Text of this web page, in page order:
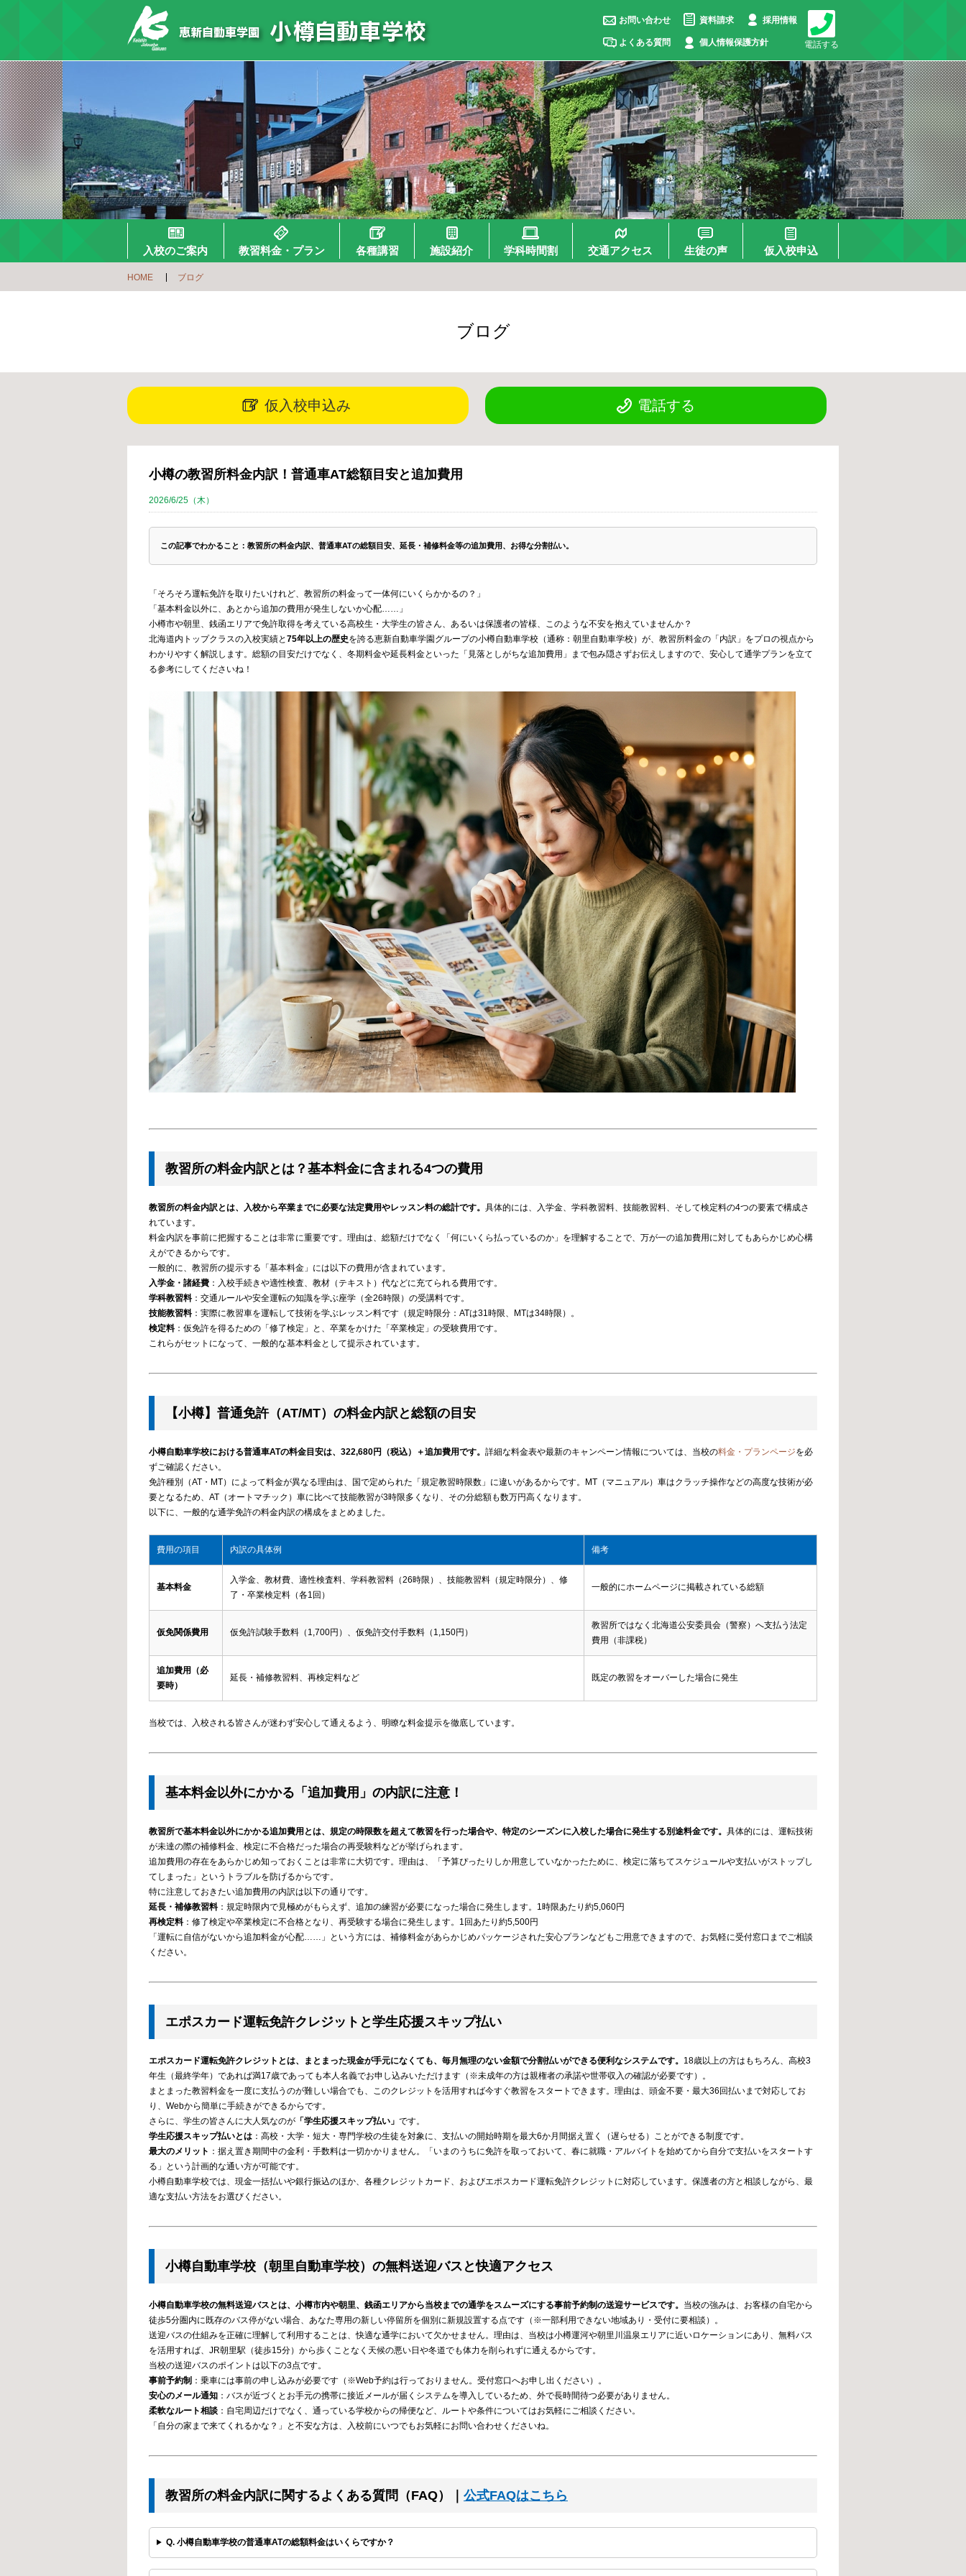
電話する
お問い合わせ 資料請求 採用情報
よくある質問 個人情報保護方針
入校のご案内 教習料金・プラン 各種講習 施設紹介 学科時間割 交通アクセス 生徒の声 仮入校申込
HOME ブログ
ブログ
仮入校申込み 電話する
小樽の教習所料金内訳！普通車AT総額目安と追加費用
2026/6/25（木）
この記事でわかること：教習所の料金内訳、普通車ATの総額目安、延長・補修料金等の追加費用、お得な分割払い。
「そろそろ運転免許を取りたいけれど、教習所の料金って一体何にいくらかかるの？」
「基本料金以外に、あとから追加の費用が発生しないか心配……」
小樽市や朝里、銭函エリアで免許取得を考えている高校生・大学生の皆さん、あるいは保護者の皆様、このような不安を抱えていませんか？
北海道内トップクラスの入校実績と75年以上の歴史を誇る恵新自動車学園グループの小樽自動車学校（通称：朝里自動車学校）が、教習所料金の「内訳」をプロの視点から
わかりやすく解説します。総額の目安だけでなく、冬期料金や延長料金といった「見落としがちな追加費用」まで包み隠さずお伝えしますので、安心して通学プランを立て
る参考にしてくださいね！
教習所の料金内訳とは？基本料金に含まれる4つの費用
教習所の料金内訳とは、入校から卒業までに必要な法定費用やレッスン料の総計です。 具体的には、入学金、学科教習料、技能教習料、そして検定料の4つの要素で構成さ
れています。
料金内訳を事前に把握することは非常に重要です。理由は、総額だけでなく「何にいくら払っているのか」を理解することで、万が一の追加費用に対してもあらかじめ心構
えができるからです。
一般的に、教習所の提示する「基本料金」には以下の費用が含まれています。
入学金・諸経費 ：入校手続きや適性検査、教材（テキスト）代などに充てられる費用です。
学科教習料 ：交通ルールや安全運転の知識を学ぶ座学（全26時限）の受講料です。
技能教習料 ：実際に教習車を運転して技術を学ぶレッスン料です（規定時限分：ATは31時限、MTは34時限）。
検定料 ：仮免許を得るための「修了検定」と、卒業をかけた「卒業検定」の受験費用です。
これらがセットになって、一般的な基本料金として提示されています。
【小樽】普通免許（AT/MT）の料金内訳と総額の目安
小樽自動車学校における普通車ATの料金目安は、322,680円（税込）＋追加費用です。 詳細な料金表や最新のキャンペーン情報については、当校の料金・プランページを必
ずご確認ください。
免許種別（AT・MT）によって料金が異なる理由は、国で定められた「規定教習時限数」に違いがあるからです。MT（マニュアル）車はクラッチ操作などの高度な技術が必
要となるため、AT（オートマチック）車に比べて技能教習が3時限多くなり、その分総額も数万円高くなります。
以下に、一般的な通学免許の料金内訳の構成をまとめました。
費用の項目 内訳の具体例 備考
基本料金
入学金、教材費、適性検査料、学科教習料（26時限）、技能教習料（規定時限分）、修
了・卒業検定料（各1回）
一般的にホームページに掲載されている総額
仮免関係費用 仮免許試験手数料（1,700円）、仮免許交付手数料（1,150円）
教習所ではなく北海道公安委員会（警察）へ支払う法定
費用（非課税）
追加費用（必
要時）
延長・補修教習料、再検定料など 既定の教習をオーバーした場合に発生
当校では、入校される皆さんが迷わず安心して通えるよう、明瞭な料金提示を徹底しています。
基本料金以外にかかる「追加費用」の内訳に注意！
教習所で基本料金以外にかかる追加費用とは、規定の時限数を超えて教習を行った場合や、特定のシーズンに入校した場合に発生する別途料金です。 具体的には、運転技術
が未達の際の補修料金、検定に不合格だった場合の再受験料などが挙げられます。
追加費用の存在をあらかじめ知っておくことは非常に大切です。理由は、「予算ぴったりしか用意していなかったために、検定に落ちてスケジュールや支払いがストップし
てしまった」というトラブルを防げるからです。
特に注意しておきたい追加費用の内訳は以下の通りです。
延長・補修教習料 ：規定時限内で見極めがもらえず、追加の練習が必要になった場合に発生します。1時限あたり約5,060円
再検定料 ：修了検定や卒業検定に不合格となり、再受験する場合に発生します。1回あたり約5,500円
「運転に自信がないから追加料金が心配……」という方には、補修料金があらかじめパッケージされた安心プランなどもご用意できますので、お気軽に受付窓口までご相談
ください。
エポスカード運転免許クレジットと学生応援スキップ払い
エポスカード運転免許クレジットとは、まとまった現金が手元になくても、毎月無理のない金額で分割払いができる便利なシステムです。 18歳以上の方はもちろん、高校3
年生（最終学年）であれば満17歳であっても本人名義でお申し込みいただけます（※未成年の方は親権者の承諾や世帯収入の確認が必要です）。
まとまった教習料金を一度に支払うのが難しい場合でも、このクレジットを活用すれば今すぐ教習をスタートできます。理由は、頭金不要・最大36回払いまで対応してお
り、Webから簡単に手続きができるからです。
さらに、学生の皆さんに大人気なのが 「学生応援スキップ払い」 です。
学生応援スキップ払いとは ：高校・大学・短大・専門学校の生徒を対象に、支払いの開始時期を最大6か月間据え置く（遅らせる）ことができる制度です。
最大のメリット ：据え置き期間中の金利・手数料は一切かかりません。「いまのうちに免許を取っておいて、春に就職・アルバイトを始めてから自分で支払いをスタートす
る」という計画的な通い方が可能です。
小樽自動車学校では、現金一括払いや銀行振込のほか、各種クレジットカード、およびエポスカード運転免許クレジットに対応しています。保護者の方と相談しながら、最
適な支払い方法をお選びください。
小樽自動車学校（朝里自動車学校）の無料送迎バスと快適アクセス
小樽自動車学校の無料送迎バスとは、小樽市内や朝里、銭函エリアから当校までの通学をスムーズにする事前予約制の送迎サービスです。 当校の強みは、お客様の自宅から
徒歩5分圏内に既存のバス停がない場合、あなた専用の新しい停留所を個別に新規設置する点です（※一部利用できない地域あり・受付に要相談）。
送迎バスの仕組みを正確に理解して利用することは、快適な通学において欠かせません。理由は、当校は小樽運河や朝里川温泉エリアに近いロケーションにあり、無料バス
を活用すれば、JR朝里駅（徒歩15分）から歩くことなく天候の悪い日や冬道でも体力を削られずに通えるからです。
当校の送迎バスのポイントは以下の3点です。
事前予約制 ：乗車には事前の申し込みが必要です（※Web予約は行っておりません。受付窓口へお申し出ください）。
安心のメール通知 ：バスが近づくとお手元の携帯に接近メールが届くシステムを導入しているため、外で長時間待つ必要がありません。
柔軟なルート相談 ：自宅周辺だけでなく、通っている学校からの帰便など、ルートや条件についてはお気軽にご相談ください。
「自分の家まで来てくれるかな？」と不安な方は、入校前にいつでもお気軽にお問い合わせくださいね。
教習所の料金内訳に関するよくある質問（FAQ）｜ 公式FAQはこちら
Q. 小樽自動車学校の普通車ATの総額料金はいくらですか？